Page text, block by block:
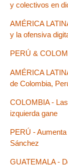
y colectivos en
AMÉRICA
y la ofensiva
PERÚ &
AMÉRICA
de Colombia,
COLOMBIA -
izquierda gane
PERÚ -
Sánchez
GUATEMALA -